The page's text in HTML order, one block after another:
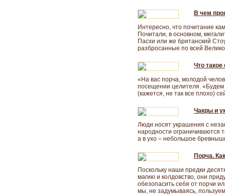
В чем
Интересно, что почитание
Почитали, в основном,
Пасхи или же британский
разбросанные по всей
Что такое
«На вас порча, молодой
посещении целителя.
(кажется, не так все плохо)
Чакры и
Люди носят украшения с
народности ограничиваются
а в ухо – небольшое
Порча.
Поскольку наши предки
магию и колдовство, они
обезопасить себя от порчи
мы, не задумываясь,